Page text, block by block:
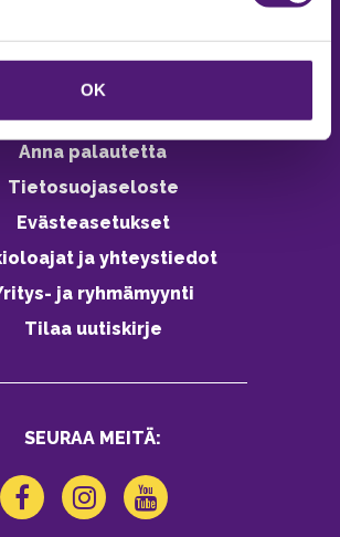
OK
Vastuullisuus
Ympäristöohjelma
Avoimet työpaikat
Anna palautetta
Tietosuojaseloste
Evästeasetukset
ja yhteystiedot
ja ryhmämyynti
Tilaa uutiskirje
SEURAA MEITÄ: